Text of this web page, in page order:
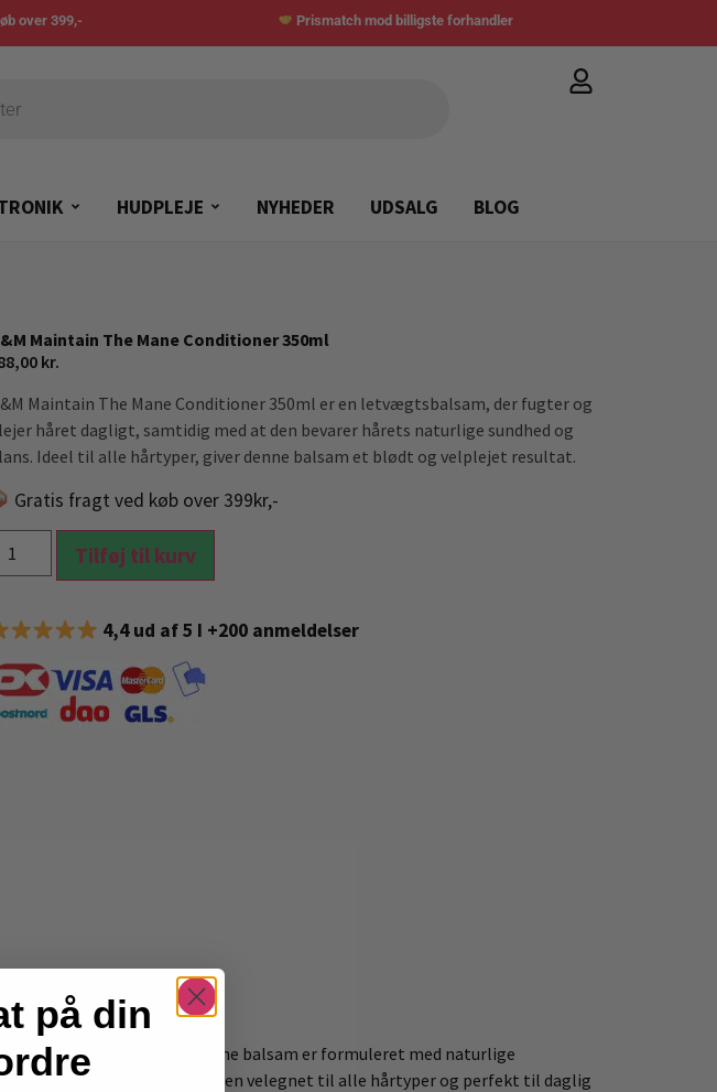
over 399,- Prismatch mod billigste forhandler
HUDPLEJE NYHEDER UDSALG BLOG
Maintain The Mane Conditioner 350ml
kr.
Maintain The Mane Conditioner 350ml er en letvægtsbalsam, der fugter og
håret dagligt, samtidig med at den bevarer hårets naturlige sundhed og
Ideel til alle hårtyper, giver denne balsam et blødt og velplejet resultat.
Gratis fragt ved køb over 399kr,-
Tilføj til kurv
4,4 ud af 5 I +200 anmeldelser
350ml
pleje til deres hår. Denne balsam er formuleret med naturlige
at tynge det ned. Det gør den velegnet til alle hårtyper og perfekt til daglig
på din